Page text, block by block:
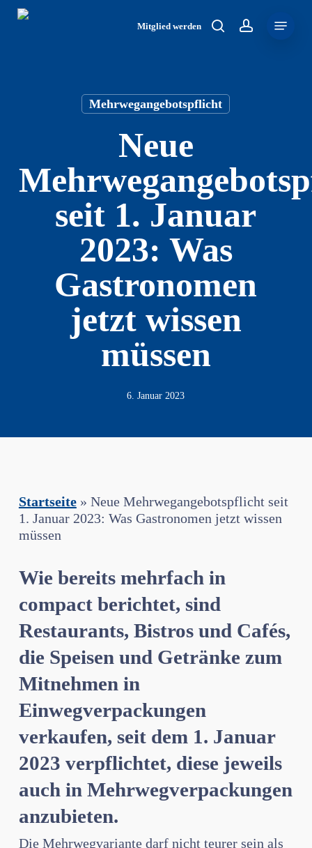
Skip
Mitglied werden searchaccount
Mehrwegangebotspflicht
Neue
seit 1. Januar
2023: Was
Gastronomen
jetzt wissen
müssen
6. Januar 2023
Startseite» Neue Mehrwegangebotspflicht seit
1. Januar 2023: Was Gastronomen jetzt wissen
müssen
Wie bereits mehrfach in
compact berichtet, sind
Restaurants, Bistros und Cafés,
die Speisen und Getränke zum
Mitnehmen in
Einwegverpackungen
verkaufen, seit dem 1. Januar
2023 verpflichtet, diese jeweils
auch in Mehrwegverpackungen
anzubieten.
Die Mehrwegvariante darf nicht teurer sein als